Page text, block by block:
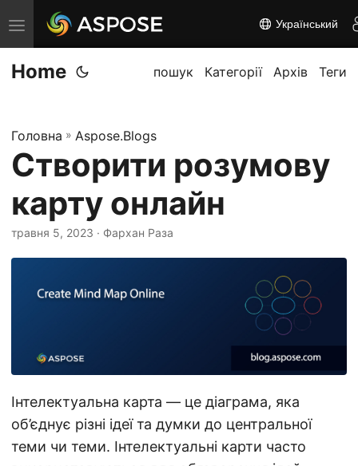
П
е
р
к
н
т
и
і
ю
Український
Home пошук Категорії Архів Теги
Головна » Aspose.Blogs
Створити розумову
карту онлайн
травня 5, 2023 · Фархан Раза
Інтелектуальна карта — це діаграма, яка
об’єднує різні ідеї та думки до центральної
теми чи теми. Інтелектуальні карти часто